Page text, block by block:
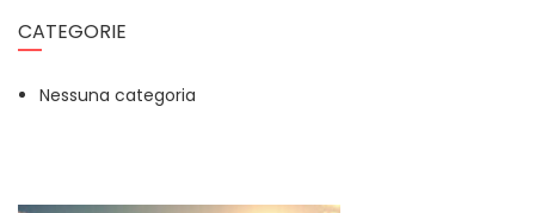
CATEGORIE
Nessuna categoria